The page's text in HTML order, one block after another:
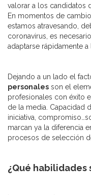
valorar a los candidatos
En momentos de
estamos atravesando,
coronavirus, es
adaptarse rápidamente a
Dejando a un lado el
personales son el
profesionales con éxito
de la media. Capacidad
iniciativa,
marcan ya la diferencia
procesos de selección
¿Qué habilidades